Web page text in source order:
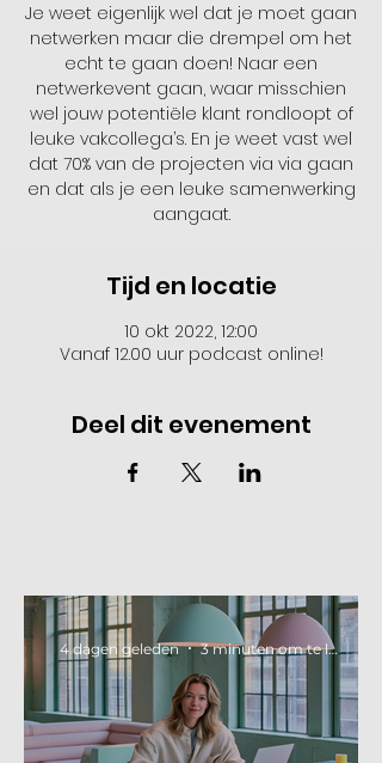
Je weet eigenlijk wel dat je moet gaan
netwerken maar die drempel om het
echt te gaan doen! Naar een
netwerkevent gaan, waar misschien
wel jouw potentiële klant rondloopt of
leuke vakcollega’s. En je weet vast wel
dat 70% van de projecten via via gaan
en dat als je een leuke samenwerking
aangaat.
Tijd en locatie
10 okt 2022, 12:00
Vanaf 12.00 uur podcast online!
Deel dit evenement
4 dagen geleden 3 minuten om te lezen